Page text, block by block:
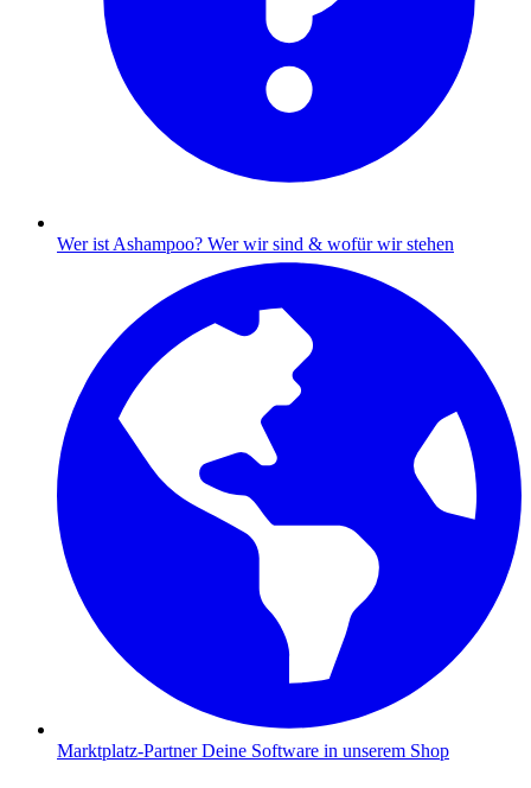
Wer ist Ashampoo? Wer wir sind & wofür wir stehen
Marktplatz-Partner Deine Software in unserem Shop